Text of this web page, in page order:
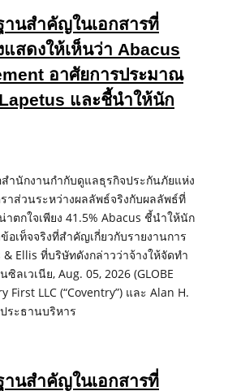
านสำคัญในเอกสารที่
สดงให้เห็นว่า Abacus
อาศัยการประมาณ
และชี้นำให้นัก
ำนักงานกำกับดูแลธุรกิจประกันภัยแห่ง
าส่วนระหว่างผลลัพธ์จริงกับผลลัพธ์ที่
ตกใจเพียง 41.5% Abacus ชี้นำให้นัก
อเท็จจริงที่สำคัญเกี่ยวกับรายงานการ
Ellis ที่บริษัทดังกล่าวว่าจ้างให้จัดทำ
ลเวเนีย, Aug. 05, 2026 (GLOBE
First LLC (“Coventry”) และ Alan H.
ระธานบริหาร
านสำคัญในเอกสารที่